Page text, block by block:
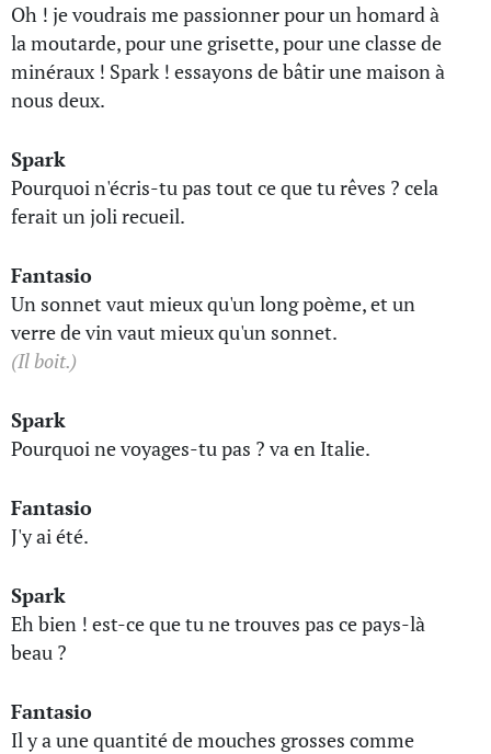
Oh ! je voudrais me passionner pour un homard à
la moutarde, pour une grisette, pour une classe de
minéraux ! Spark ! essayons de bâtir une maison à
nous deux.
Spark
Pourquoi n'écris-tu pas tout ce que tu rêves ? cela
ferait un joli recueil.
Fantasio
Un sonnet vaut mieux qu'un long poème, et un
verre de vin vaut mieux qu'un sonnet.
(Il boit.)
Spark
Pourquoi ne voyages-tu pas ? va en Italie.
Fantasio
J'y ai été.
Spark
Eh bien ! est-ce que tu ne trouves pas ce pays-là
beau ?
Fantasio
Il y a une quantité de mouches grosses comme